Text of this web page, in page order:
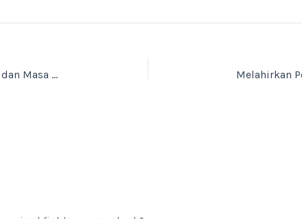
Ketertiban sebagai Kunci Mengendalikan Diri dan Masa Depan